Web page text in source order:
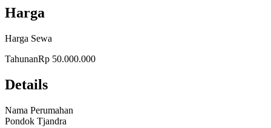
Carport : 2 mobil
Lily Ray White Pakuwon Indah
Harga
Harga Sewa
TahunanRp 50.000.000
Details
Nama Perumahan
Pondok Tjandra